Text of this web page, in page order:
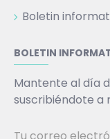
Boletin
BOLETIN
Mantente al día
suscribiéndote a